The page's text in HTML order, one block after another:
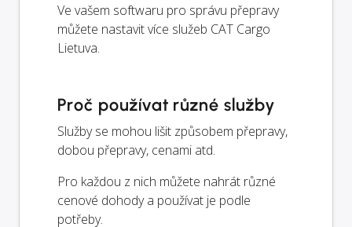
Ve vašem softwaru pro správu přepravy
můžete nastavit více služeb CAT Cargo
Lietuva.
Proč používat různé služby
Služby se mohou lišit způsobem přepravy,
dobou přepravy, cenami atd.
Pro každou z nich můžete nahrát různé
cenové dohody a používat je podle
potřeby.